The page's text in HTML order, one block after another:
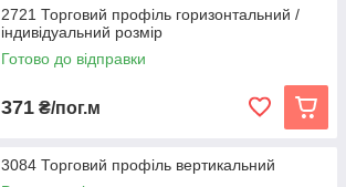
2721 Торговий профіль горизонтальний /
індивідуальний розмір
Готово до відправки
371 ₴/пог.м
3084 Торговий профіль вертикальний